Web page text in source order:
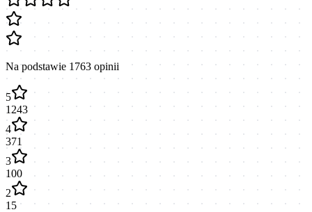
Na podstawie 1763 opinii
5
1243
4
371
3
100
2
15